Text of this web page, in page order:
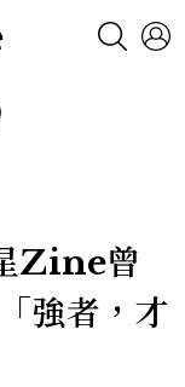
Zine曾
強者，才